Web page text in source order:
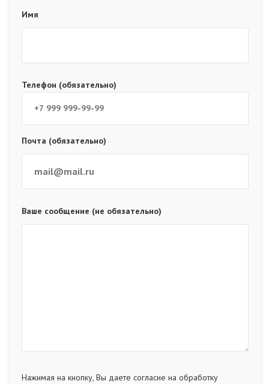
Имя
Телефон (обязательно)
Почта (обязательно)
Ваше сообщение (не обязательно)
Нажимая на кнопку, Вы даете согласие на обработку